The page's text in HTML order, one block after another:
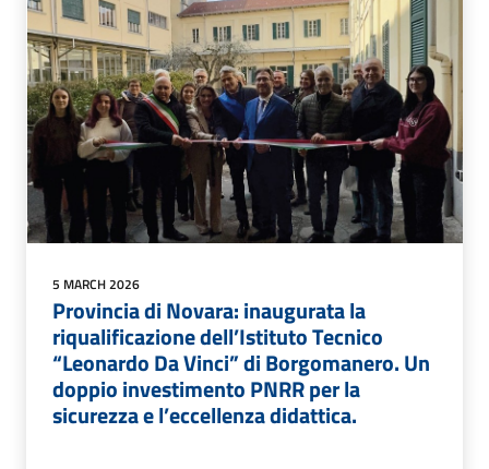
5 MARCH 2026
Provincia di Novara: inaugurata la
riqualificazione dell’Istituto Tecnico
“Leonardo Da Vinci” di Borgomanero. Un
doppio investimento PNRR per la
sicurezza e l’eccellenza didattica.